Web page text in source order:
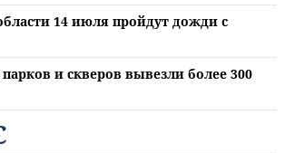
14 июля пройдут дожди с
и скверов вывезли более 300